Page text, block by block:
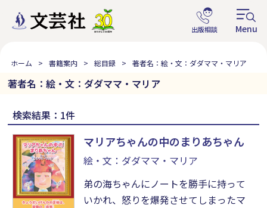
ホーム 書籍案内 総目録 著者名：絵・文：ダダママ・マリア
著者名：絵・文：ダダママ・マリア
検索結果：1件
マリアちゃんの中のまりあちゃん
絵・文：ダダママ・マリア
弟の海ちゃんにノートを勝手に持って
いかれ、怒りを爆発させてしまったマ